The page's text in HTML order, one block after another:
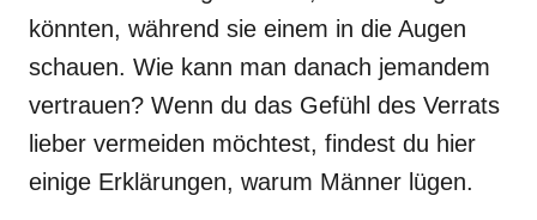
könnten, während sie einem in die Augen
schauen. Wie kann man danach jemandem
vertrauen? Wenn du das Gefühl des Verrats
lieber vermeiden möchtest, findest du hier
einige Erklärungen, warum Männer lügen.